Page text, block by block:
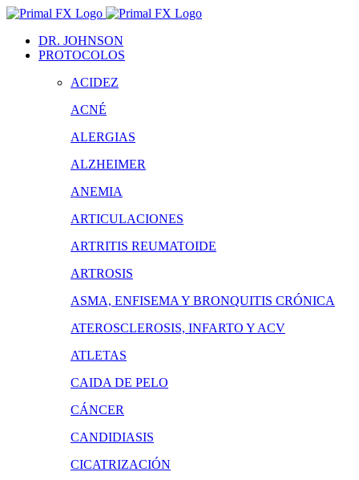
Saltar
contenidoDR. JOHNSON
PROTOCOLOS
ACIDEZ
ACNÉ
ALERGIAS
ALZHEIMER
ANEMIA
ARTICULACIONES
ARTRITIS REUMATOIDE
ARTROSIS
ASMA, ENFISEMA Y BRONQUITIS CRÓNICA
ATEROSCLEROSIS, INFARTO Y ACV
ATLETAS
CAIDA DE PELO
CÁNCER
CANDIDIASIS
CICATRIZACIÓN